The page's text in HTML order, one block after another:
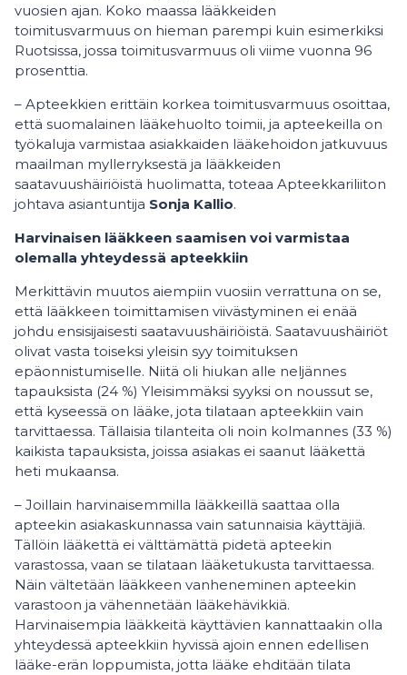
vuosien ajan. Koko maassa lääkkeiden
toimitusvarmuus on hieman parempi kuin esimerkiksi
Ruotsissa, jossa toimitusvarmuus oli viime vuonna 96
prosenttia.
– Apteekkien erittäin korkea toimitusvarmuus osoittaa,
että suomalainen lääkehuolto toimii, ja apteekeilla on
työkaluja varmistaa asiakkaiden lääkehoidon jatkuvuus
maailman myllerryksestä ja lääkkeiden
saatavuushäiriöistä huolimatta, toteaa Apteekkariliiton
johtava asiantuntija Sonja Kallio.
Harvinaisen lääkkeen saamisen voi varmistaa
olemalla yhteydessä apteekkiin
Merkittävin muutos aiempiin vuosiin verrattuna on se,
että lääkkeen toimittamisen viivästyminen ei enää
johdu ensisijaisesti saatavuushäiriöistä. Saatavuushäiriöt
olivat vasta toiseksi yleisin syy toimituksen
epäonnistumiselle. Niitä oli hiukan alle neljännes
tapauksista (24 %) Yleisimmäksi syyksi on noussut se,
että kyseessä on lääke, jota tilataan apteekkiin vain
tarvittaessa. Tällaisia tilanteita oli noin kolmannes (33 %)
kaikista tapauksista, joissa asiakas ei saanut lääkettä
heti mukaansa.
– Joillain harvinaisemmilla lääkkeillä saattaa olla
apteekin asiakaskunnassa vain satunnaisia käyttäjiä.
Tällöin lääkettä ei välttämättä pidetä apteekin
varastossa, vaan se tilataan lääketukusta tarvittaessa.
Näin vältetään lääkkeen vanheneminen apteekin
varastoon ja vähennetään lääkehävikkiä.
Harvinaisempia lääkkeitä käyttävien kannattaakin olla
yhteydessä apteekkiin hyvissä ajoin ennen edellisen
lääke-erän loppumista, jotta lääke ehditään tilata